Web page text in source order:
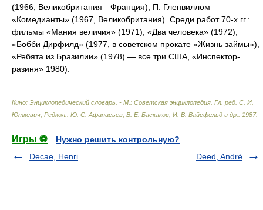
(1966, Великобритания—Франция); П. Гленвиллом —
«Комедианты» (1967, Великобритания). Среди работ 70-х гг.:
фильмы «Мания величия» (1971), «Два человека» (1972),
«Бобби Дирфилд» (1977, в советском прокате «Жизнь займы»),
«Ребята из Бразилии» (1978) — все три США, «Инспектор-
разиня» 1980).
Кино: Энциклопедический словарь. - М.: Советская энциклопедия Гл. ред. С. И.
Юткевич; Редкол.: Ю. С. Афанасьев, В. Е. Баскаков, И. В. Вайсфельд и др.
1987.
Игры ⚽
Нужно решить контрольную?
Decae, Henri
Deed, André